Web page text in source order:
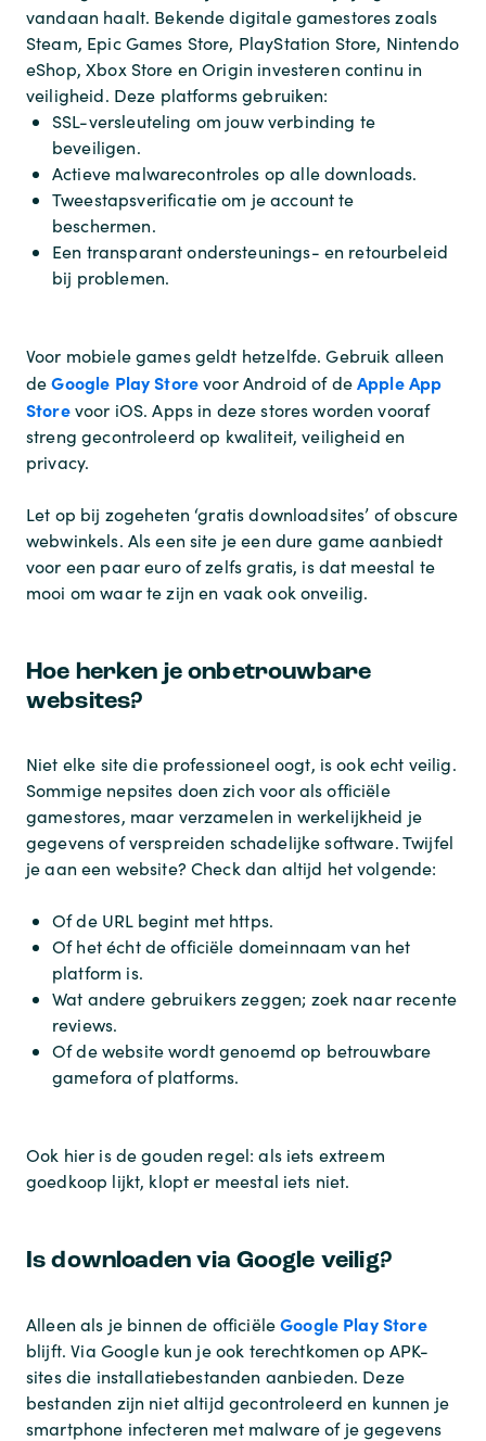
vandaan haalt. Bekende digitale gamestores zoals
Steam, Epic Games Store, PlayStation Store, Nintendo
eShop, Xbox Store en Origin investeren continu in
veiligheid. Deze platforms gebruiken:
SSL-versleuteling om jouw verbinding te
beveiligen.
Actieve malwarecontroles op alle downloads.
Tweestapsverificatie om je account te
beschermen.
Een transparant ondersteunings- en retourbeleid
bij problemen.
Voor mobiele games geldt hetzelfde. Gebruik alleen
deGoogle Play Storevoor Android of deApple App
Storevoor iOS. Apps in deze stores worden vooraf
streng gecontroleerd op kwaliteit, veiligheid en
privacy.
Let op bij zogeheten ‘gratis downloadsites’ of obscure
webwinkels. Als een site je een dure game aanbiedt
voor een paar euro of zelfs gratis, is dat meestal te
mooi om waar te zijn en vaak ook onveilig.
Hoe herken je onbetrouwbare
websites?
Niet elke site die professioneel oogt, is ook echt veilig.
Sommige nepsites doen zich voor als officiële
gamestores, maar verzamelen in werkelijkheid je
gegevens of verspreiden schadelijke software. Twijfel
je aan een website? Check dan altijd het volgende:
Of de URL begint met https.
Of het écht de officiële domeinnaam van het
platform is.
Wat andere gebruikers zeggen; zoek naar recente
reviews.
Of de website wordt genoemd op betrouwbare
gamefora of platforms.
Ook hier is de gouden regel: als iets extreem
goedkoop lijkt, klopt er meestal iets niet.
Is downloaden via Google veilig?
Alleen als je binnen de officiëleGoogle Play Store
blijft. Via Google kun je ook terechtkomen op APK-
sites die installatiebestanden aanbieden. Deze
bestanden zijn niet altijd gecontroleerd en kunnen je
smartphone infecteren met malware of je gegevens